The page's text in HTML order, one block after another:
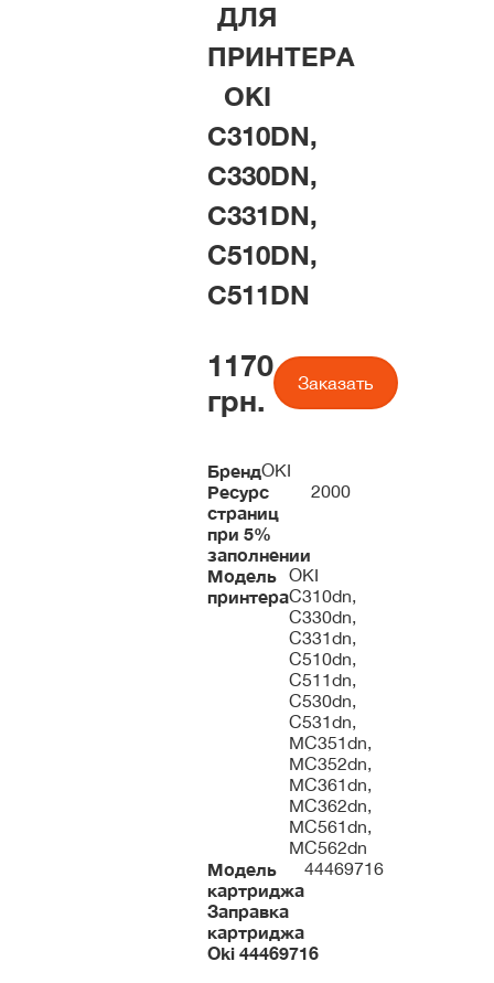
ДЛЯ
ПРИНТЕРА
OKI
C310DN,
C330DN,
C331DN,
С510DN,
C511DN
1170
грн.
Заказать
БрендOKI
Ресурс
страниц
при 5%
заполнении
2000
Модель
принтера
OKI
C310dn,
C330dn,
C331dn,
С510dn,
C511dn,
C530dn,
C531dn,
MC351dn,
MC352dn,
MC361dn,
MC362dn,
MC561dn,
MC562dn
Модель
картриджа
44469716
Заправка
картриджа
Oki 44469716